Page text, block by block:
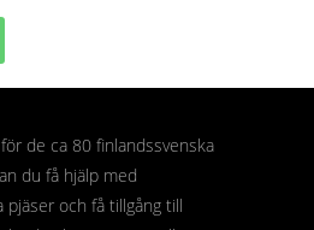
de ca 80 finlandssvenska
du få hjälp med
och få tillgång till